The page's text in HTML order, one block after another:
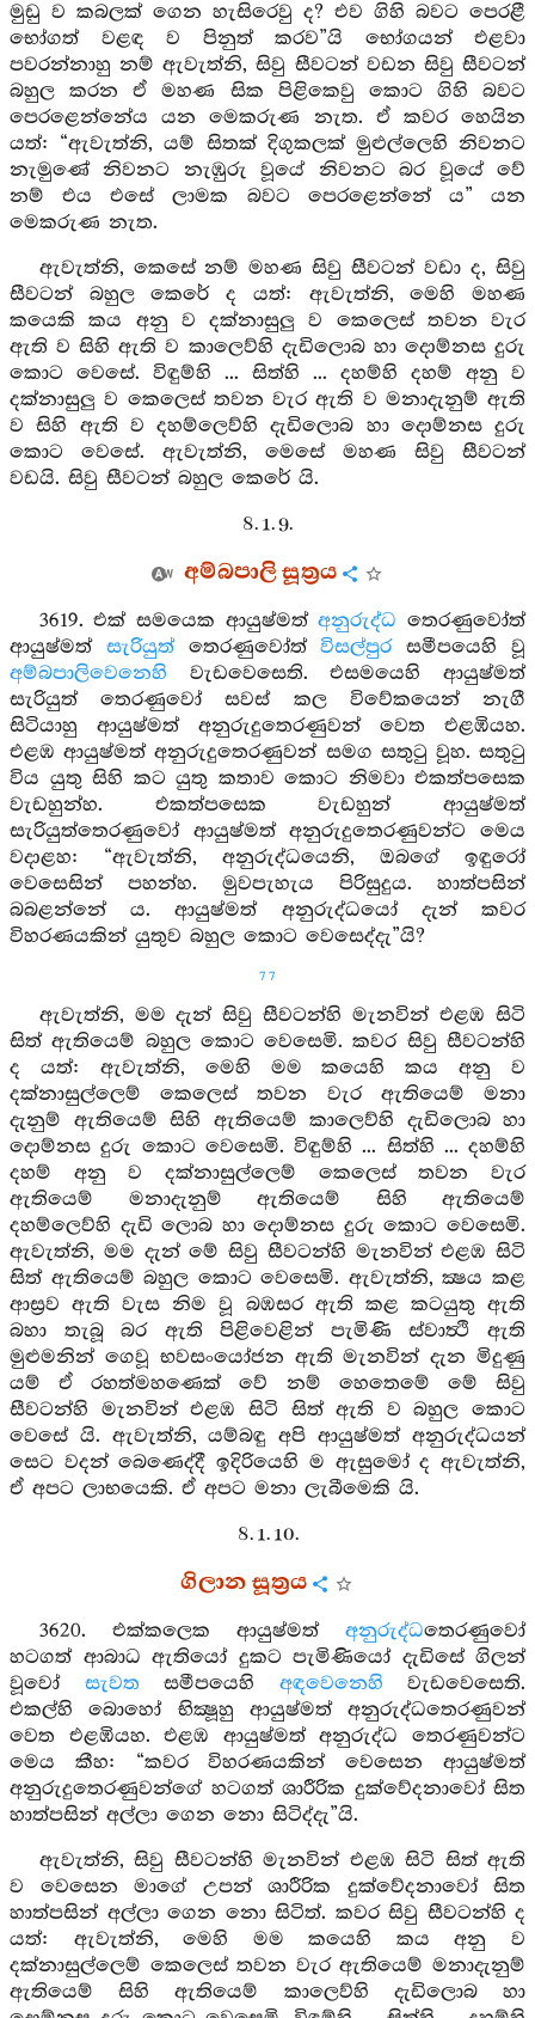
මුඩු ව කබලක් ගෙන හැසිරෙවු ද? එව ගිහි බවට පෙරළී
භෝගත් වළඳ ව පිනුත් කරව”යි භෝගයන් එළවා
පවරන්නාහු නම් ඇවැත්නි, සිවු සීවටන් වඩන සිවු සීවටන්
බහුල කරන ඒ මහණ සික පිළිකෙවු කොට ගිහි බවට
පෙරළෙන්නේය යන මෙකරුණ නැත. ඒ කවර හෙයින
යත්: “ඇවැත්නි, යම් සිතක් දිගුකලක් මුළුල්ලෙහි නිවනට
නැමුණේ නිවනට නැඹුරු වූයේ නිවනට බර වූයේ වේ
නම් එය එසේ ලාමක බවට පෙරළෙන්නේ ය” යන
මෙකරුණ නැත.
ඇවැත්නි, කෙසේ නම් මහණ සිවු සීවටන් වඩා ද, සිවු
සීවටන් බහුල කෙරේ ද යත්: ඇවැත්නි, මෙහි මහණ
කයෙකි කය අනු ව දක්නාසුලු ව කෙලෙස් තවන වැර
ඇති ව සිහි ඇති ව කාලෙව්හි දැඩිලොබ හා දොම්නස දුරු
කොට වෙසේ. විඳුම්හි ... සිත්හි ... දහම්හි දහම් අනු ව
දක්නාසුලු ව කෙලෙස් තවන වැර ඇති ව මනාදැනුම් ඇති
ව සිහි ඇති ව දහම්ලෙව්හි දැඩිලොබ හා දොම්නස දුරු
කොට වෙසේ. ඇවැත්නි, මෙසේ මහණ සිවු සීවටන්
වඩයි. සිවු සීවටන් බහුල කෙරේ යි.
8. 1. 9.
අම්බපාලි සූත්‍රය
3619. එක් සමයෙක ආයුෂ්මත්අනුරුද්ධ තෙරණුවෝත්
ආයුෂ්මත් සැරියුත්තෙරණුවෝත්විසල්පුරසමීපයෙහි වූ
අම්බපාලිවෙනෙහි වැඩවෙසෙති. එසමයෙහි ආයුෂ්මත්
සැරියුත් තෙරණුවෝ සවස් කල විවේකයෙන් නැගී
සිටියාහු ආයුෂ්මත් අනුරුදුතෙරණුවන් වෙත එළඹියහ.
එළඹ ආයුෂ්මත් අනුරුදුතෙරණුවන් සමග සතුටු වූහ. සතුටු
විය යුතු සිහි කට යුතු කතාව කොට නිමවා එකත්පසෙක
වැඩහුන්හ. එකත්පසෙක වැඩහුන් ආයුෂ්මත්
සැරියුත්තෙරණුවෝ ආයුෂ්මත් අනුරුදුතෙරණුවන්ට මෙය
වදාළහ: “ඇවැත්නි, අනුරුද්ධයෙනි, ඔබගේ ඉඳුරෝ
වෙසෙසින් පහන්හ. මුවපැහැය පිරිසුදුය. හාත්පසින්
බබළන්නේ ය. ආයුෂ්මත් අනුරුද්ධයෝ දැන් කවර
විහරණයකින් යුතුව බහුල කොට වෙසෙද්දැ”යි?
77
ඇවැත්නි, මම දැන් සිවු සීවටන්හි මැනවින් එළඹ සිටි
සිත් ඇතියෙම් බහුල කොට වෙසෙමි. කවර සිවු සීවටන්හි
ද යත්: ඇවැත්නි, මෙහි මම කයෙහි කය අනු ව
දක්නාසුල්ලෙම් කෙලෙස් තවන වැර ඇතියෙම් මනා
දැනුම් ඇතියෙම් සිහි ඇතියෙම් කාලෙව්හි දැඩිලොබ හා
දොම්නස දුරු කොට වෙසෙමි. විඳුම්හි ... සිත්හි ... දහම්හි
දහම් අනු ව දක්නාසුල්ලෙම් කෙලෙස් තවන වැර
ඇතියෙම් මනාදැනුම් ඇතියෙම් සිහි ඇතියෙම්
දහම්ලෙව්හි දැඩි ලොබ හා දොම්නස දුරු කොට වෙසෙමි.
ඇවැත්නි, මම දැන් මේ සිවු සීවටන්හි මැනවින් එළඹ සිටි
සිත් ඇතියෙම් බහුල කොට වෙසෙමි. ඇවැත්නි, ක්‍ෂය කළ
ආස්‍රව ඇති වැස නිම වූ බඹසර ඇති කළ කටයුතු ඇති
බහා තැබූ බර ඇති පිළිවෙළින් පැමිණි ස්වාත්‍ථි ඇති
මුළුමනින් ගෙවූ භවසංයෝජන ඇති මැනවින් දැන මිදුණු
යම් ඒ රහත්මහණෙක් වේ නම් හෙතෙමේ මේ සිවු
සීවටන්හි මැනවින් එළඹ සිටි සිත් ඇති ව බහුල කොට
වෙසේ යි. ඇවැත්නි, යම්බඳු අපි ආයුෂ්මත් අනුරුද්ධයන්
සෙට වදන් බෙණෙද්දී ඉදිරියෙහි ම ඇසුමෝ ද ඇවැත්නි,
ඒ අපට ලාභයෙකි. ඒ අපට මනා ලැබීමෙකි යි.
8. 1. 10.
ගිලාන සූත්‍රය
3620. එක්කලෙක ආයුෂ්මත් අනුරුද්ධතෙරණුවෝ
හටගත් ආබාධ ඇතියෝ දුකට පැමිණියෝ දැඩිසේ ගිලන්
වූවෝ සැවත සමීපයෙහි අඳවෙනෙහි වැඩවෙසෙති.
එකල්හි බොහෝ භික්‍ෂූහු ආයුෂ්මත් අනුරුද්ධතෙරණුවන්
වෙත එළඹියහ. එළඹ ආයුෂ්මත් අනුරුද්ධ තෙරණුවන්ට
මෙය කීහ: “කවර විහරණයකින් වෙසෙන ආයුෂ්මත්
අනුරුදුතෙරණුවන්ගේ හටගත් ශාරීරික දුක්වේදනාවෝ සිත
හාත්පසින් අල්ලා ගෙන නො සිටිද්දැ”යි.
ඇවැත්නි, සිවු සීවටන්හි මැනවින් එළඹ සිටි සිත් ඇති
ව වෙසෙන මාගේ උපන් ශාරීරික දුක්වේදනාවෝ සිත
හාත්පසින් අල්ලා ගෙන නො සිටිත්. කවර සිවු සීවටන්හි ද
යත්: ඇවැත්නි, මෙහි මම කයෙහි කය අනු ව
දක්නාසුල්ලෙම් කෙලෙස් තවන වැර ඇතියෙම් මනාදැනුම්
ඇතියෙම් සිහි ඇතියෙම් කාලෙව්හි දැඩිලොබ හා